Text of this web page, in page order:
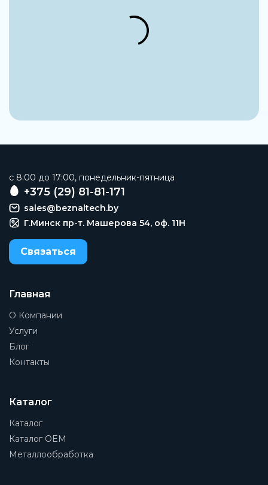
c 8:00 до 17:00, понедельник-пятница
+375 (29) 81-81-171
sales@beznaltech.by
Г.Минск пр-т. Машерова 54, оф. 11H
Связаться
Главная
О Компании
Услуги
Блог
Контакты
Каталог
Каталог
Каталог OEM
Металлообработка